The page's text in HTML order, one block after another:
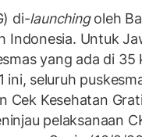
di-launchingoleh
Indonesia. Untuk
yang ada di
ini, seluruh
Cek Kesehatan
pelaksanaan